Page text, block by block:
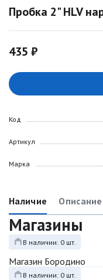
Пробка 2" HLV
435 ₽
Код
Артикул
Марка
Наличие Описание
Магазины
В наличии: 0 шт.
Магазин Бородино
В наличии: 0 шт.